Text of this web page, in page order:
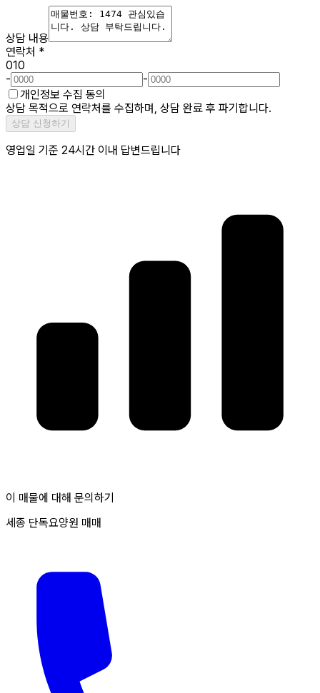
상담 내용
연락처 *
010
-
-
개인정보 수집 동의
상담 목적으로 연락처를 수집하며, 상담 완료 후 파기합니다.
상담 신청하기
영업일 기준 24시간 이내 답변드립니다
이 매물에 대해 문의하기
세종 단독요양원 매매